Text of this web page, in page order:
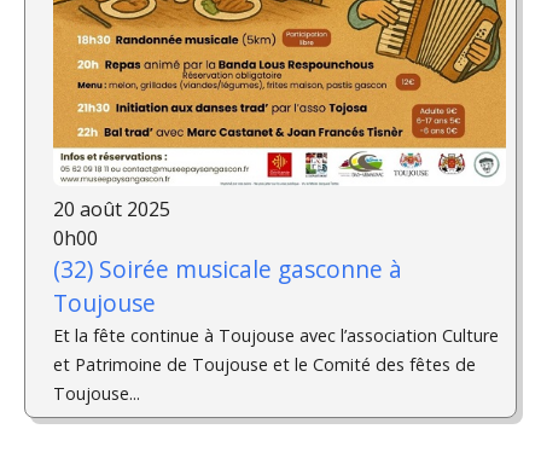
20 août 2025
0h00
(32) Soirée musicale gasconne à
Toujouse
Et la fête continue à Toujouse avec l’association Culture
et Patrimoine de Toujouse et le Comité des fêtes de
Toujouse...